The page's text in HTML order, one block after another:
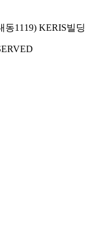
동1119) KERIS빌딩